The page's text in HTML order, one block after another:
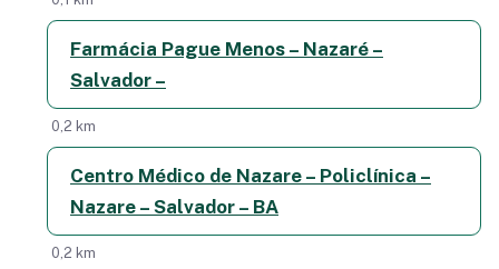
Farmácia Pague Menos – Nazaré –
Salvador –
0,2 km
Centro Médico de Nazare – Policlínica –
Nazare – Salvador – BA
0,2 km